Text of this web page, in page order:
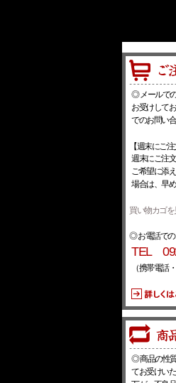
◎ メールで
お受けして
でのお問い
【週末にご
週末にご注
ご希望に添
場合は、早
買い物カゴを
◎ お電話での
TEL
（携帯電話
◎ 商品の性
てお受けい